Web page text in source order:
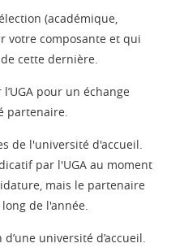
(académique,
votre composante et qui
cette dernière.
pour un échange
partenaire.
de l'université d'accueil.
par l'UGA au moment
mais le partenaire
de l'année.
université d’accueil.